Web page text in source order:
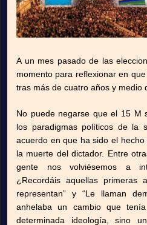
A un mes pasado de las
momento para reflexionar en
tras más de cuatro años y medio
No puede negarse que el 15 M
los paradigmas políticos de la
acuerdo en que ha sido el
la muerte del dictador. Entre
gente nos volviésemos a
¿Recordáis aquellas primeras
representan” y “Le llaman
anhelaba un cambio que
determinada ideología, sino